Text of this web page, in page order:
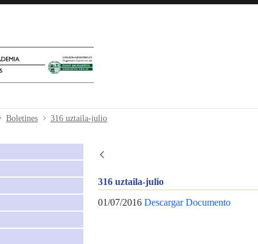
Boletines 316 uztaila-julio
316 uztaila-julio
01/07/2016 Descargar Documento